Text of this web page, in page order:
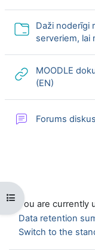
Open course index
Daži noderīgi
serveriem, lai
MOODLE
(EN)
Forums
You are
Data retention
Switch to the